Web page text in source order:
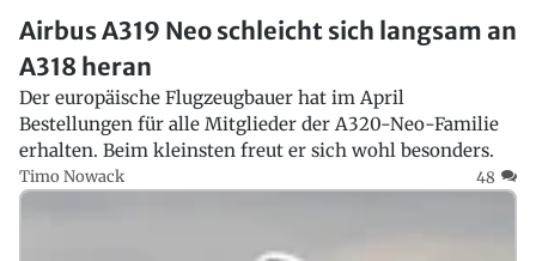
Airbus A319 Neo schleicht sich langsam an
A318 heran
Der europäische Flugzeugbauer hat im April
Bestellungen für alle Mitglieder der A320-Neo-Familie
erhalten. Beim kleinsten freut er sich wohl besonders.
Timo Nowack 48